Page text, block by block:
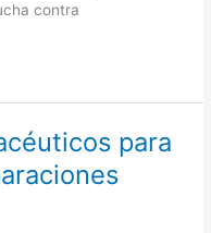
contra
para